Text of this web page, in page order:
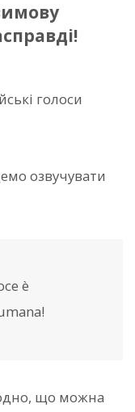
голоси
озвучувати
è
що можна